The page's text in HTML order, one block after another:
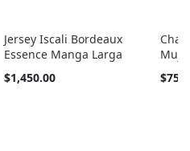
Jersey Iscali Bordeaux
Essence Manga Larga
Tan
$1,450.00
Tan